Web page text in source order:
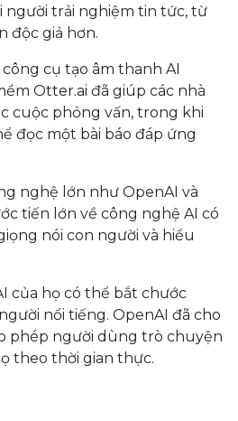
người trải nghiệm tin tức, từ
độc giả hơn.
cụ tạo âm thanh AI
Otter.ai đã giúp các nhà
cuộc phỏng vấn, trong khi
đọc một bài báo đáp ứng
nghệ lớn như OpenAI và
tiến lớn về công nghệ AI có
nói con người và hiểu
của họ có thể bắt chước
nổi tiếng. OpenAI đã cho
phép người dùng trò chuyện
theo thời gian thực.